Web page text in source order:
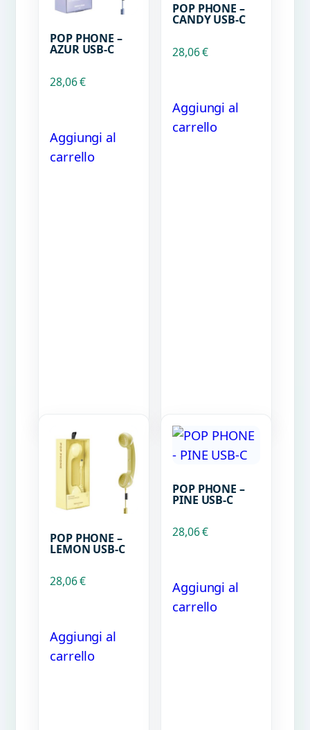
POP PHONE –
AZUR USB-C
28,06€
Aggiungi al
carrello
POP PHONE –
CANDY USB-C
28,06€
Aggiungi al
carrello
POP PHONE –
LEMON USB-C
28,06€
Aggiungi al
carrello
POP PHONE –
PINE USB-C
28,06€
Aggiungi al
carrello